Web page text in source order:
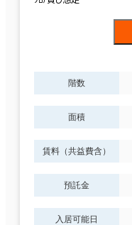
階数
面積
賃料（共益費含）
預託金
入居可能日